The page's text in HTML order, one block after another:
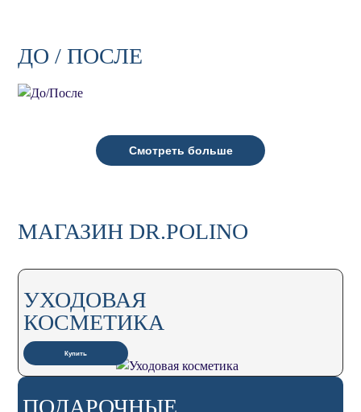
ДО / ПОСЛЕ
Смотреть больше
МАГАЗИН DR.POLINO
УХОДОВАЯ
КОСМЕТИКА
Купить